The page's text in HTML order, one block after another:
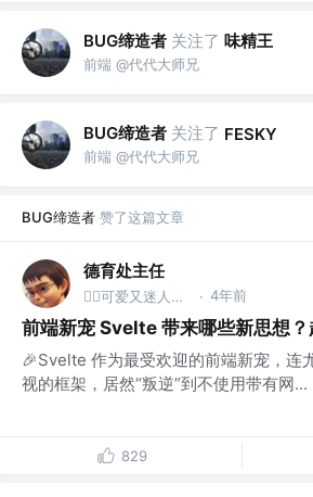
BUG缔造者 关注了 味精王
前端 @代代大师兄
BUG缔造者 关注了 FESKY
前端 @代代大师兄
BUG缔造者 赞了这篇文章
德育处主任
👮‍♂️可爱又迷人的反派保安 @德育处 · 4年前
前端新宠 Svelte 带来哪些新思想？
🎉Svelte 作为最受欢迎的前端新宠，连
视的框架，居然“叛逆”到不使用带有网...
829